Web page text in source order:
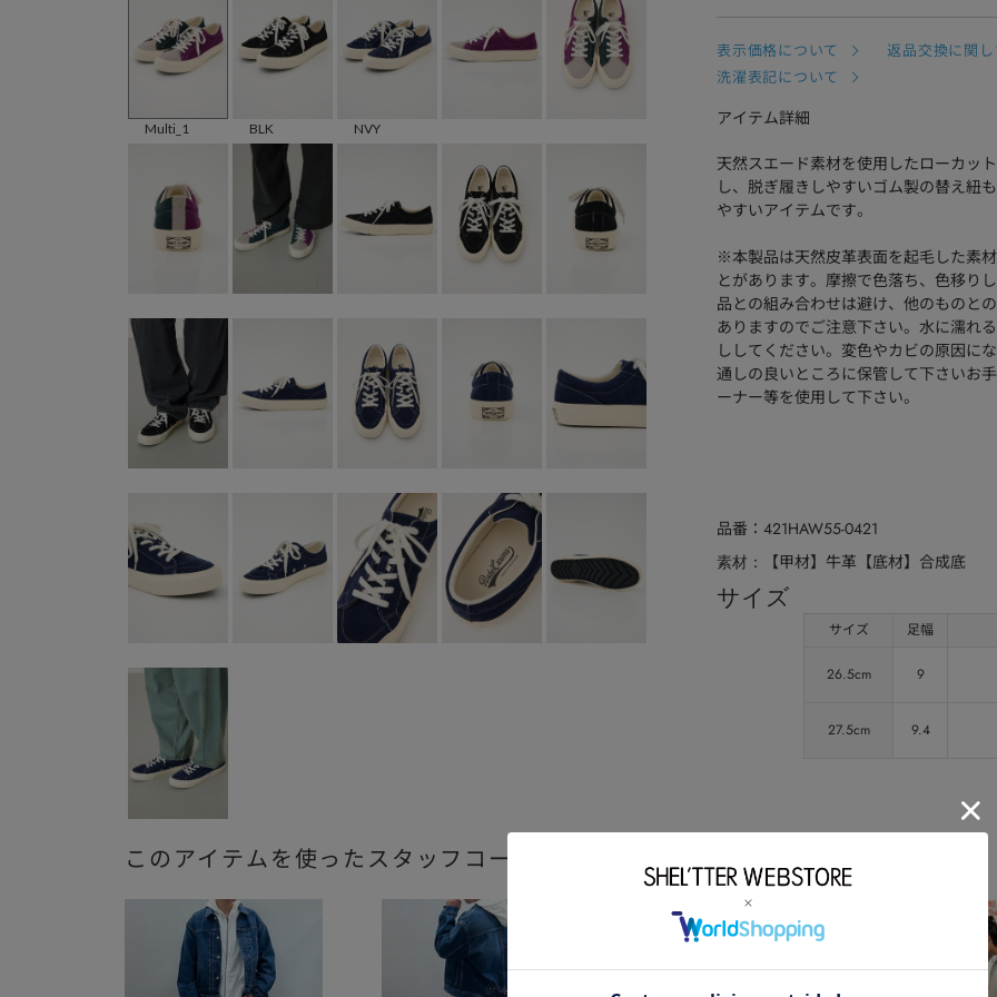
Multi_1 BLK NVY
表示価格について
返品交換に関
洗濯表記について
アイテム詳細
天然スエード素材を使用したローカッ
し、脱ぎ履きしやすいゴム製の替え紐
やすいアイテムです。
※本製品は天然皮革表面を起毛した素
とがあります。摩擦で色落ち、色移り
品との組み合わせは避け、他のものと
ありますのでご注意下さい。水に濡れ
ししてください。変色やカビの原因に
通しの良いところに保管して下さいお
ーナー等を使用して下さい。
品番 421HAW55-0421
素材 【甲材】牛革【底材】合成底
サイズ
サイズ 足幅
26.5cm 9
27.5cm 9.4
このアイテムを使ったスタッフコーディネート